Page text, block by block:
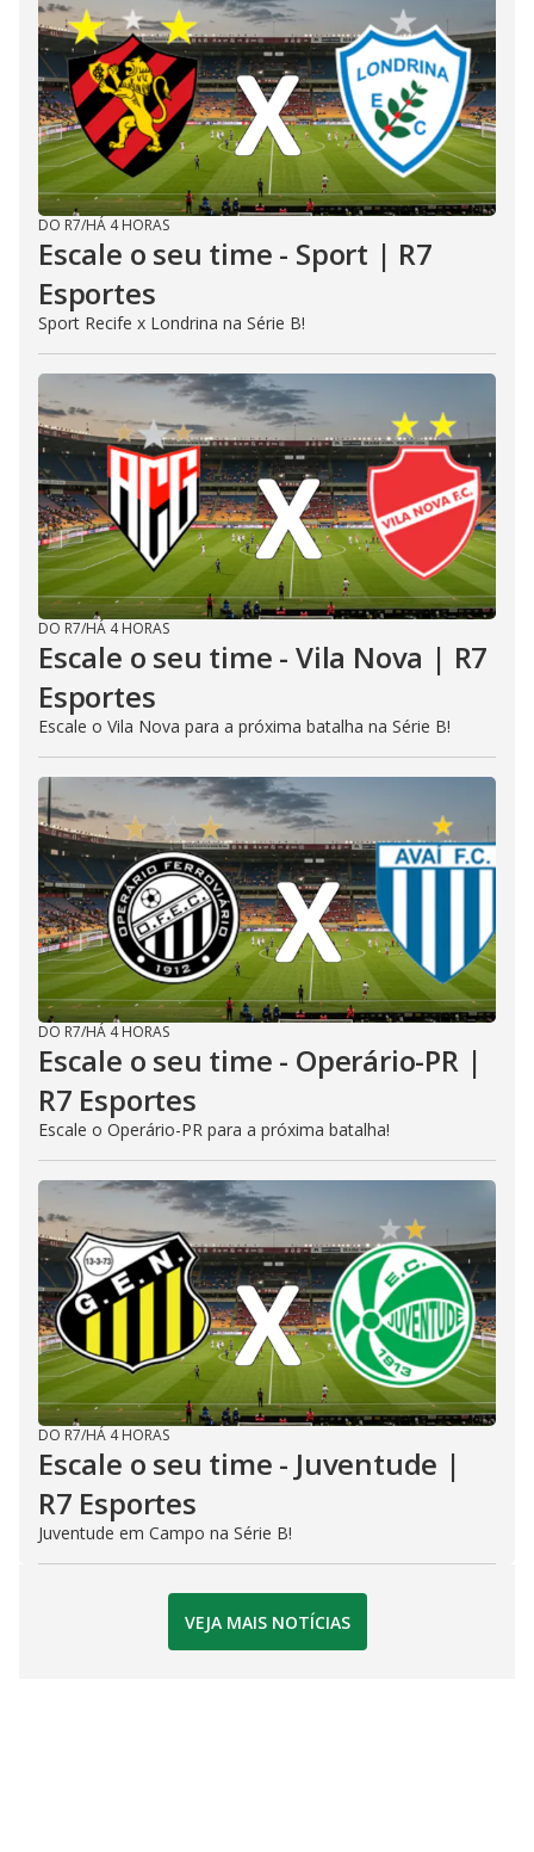
DO R7/HÁ 4 HORAS
Escale o seu time - Sport | R7
Esportes
Sport Recife x Londrina na Série B!
DO R7/HÁ 4 HORAS
Escale o seu time - Vila Nova | R7
Esportes
Escale o Vila Nova para a próxima batalha na Série B!
DO R7/HÁ 4 HORAS
Escale o seu time - Operário-PR |
R7 Esportes
Escale o Operário-PR para a próxima batalha!
DO R7/HÁ 4 HORAS
Escale o seu time - Juventude |
R7 Esportes
Juventude em Campo na Série B!
VEJA MAIS NOTÍCIAS